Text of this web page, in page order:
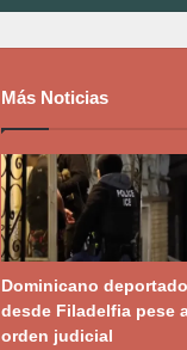
Más Noticias
Dominicano deportado
desde Filadelfia pese
orden judicial